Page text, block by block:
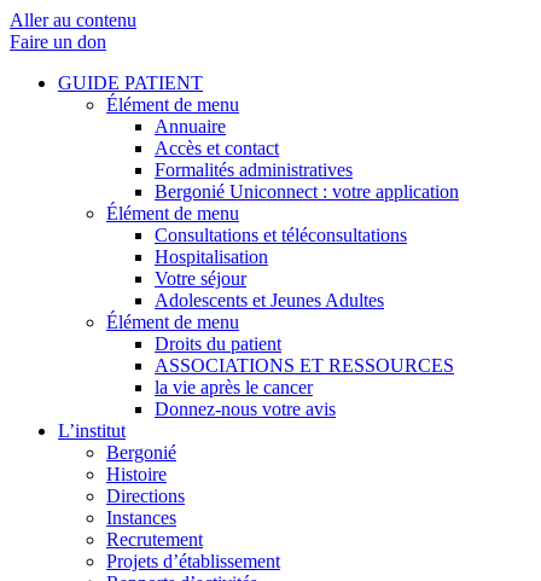
Aller au contenu
Faire un don
GUIDE PATIENT
Élément de menu
Annuaire
Accès et contact
Formalités administratives
Bergonié Uniconnect : votre application
Élément de menu
Consultations et téléconsultations
Hospitalisation
Votre séjour
Adolescents et Jeunes Adultes
Élément de menu
Droits du patient
ASSOCIATIONS ET RESSOURCES
la vie après le cancer
Donnez-nous votre avis
L’institut
Bergonié
Histoire
Directions
Instances
Recrutement
Projets d’établissement